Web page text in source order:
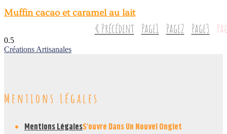
Muffin cacao et caramel au lait
« Précédent Page1 Page2 Page3
Créations Artisanales
Mentions Légales
Mentions LégalesS’ouvre Dans Un Nouvel Onglet